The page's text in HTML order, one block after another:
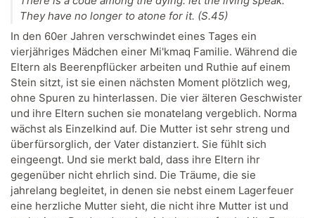
They have no longer to atone for it. (S.45)
In den 60er Jahren verschwindet eines Tages ein
vierjähriges Mädchen einer Mi'kmaq Familie. Während die
Eltern als Beerenpflücker arbeiten und Ruthie auf einem
Stein sitzt, ist sie einen nächsten Moment plötzlich weg,
ohne Spuren zu hinterlassen. Die vier älteren Geschwister
und ihre Eltern suchen sie monatelang vergeblich. Norma
wächst als Einzelkind auf. Die Mutter ist sehr streng und
überfürsorglich, der Vater distanziert. Sie fühlt sich
eingeengt. Und sie merkt bald, dass ihre Eltern ihr
gegenüber nicht ehrlich sind. Die Träume, die sie
jahrelang begleitet, in denen sie nebst einem Lagerfeuer
eine herzliche Mutter sieht, die nicht ihre Mutter ist und